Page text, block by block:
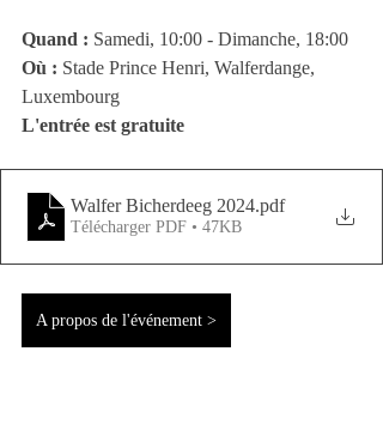
Quand : Samedi, 10:00 - Dimanche, 18:00
Où : Stade Prince Henri, Walferdange,
Luxembourg
L'entrée est gratuite
Walfer Bicherdeeg 2024.pdf
Télécharger PDF • 47KB
A propos de l'événement >